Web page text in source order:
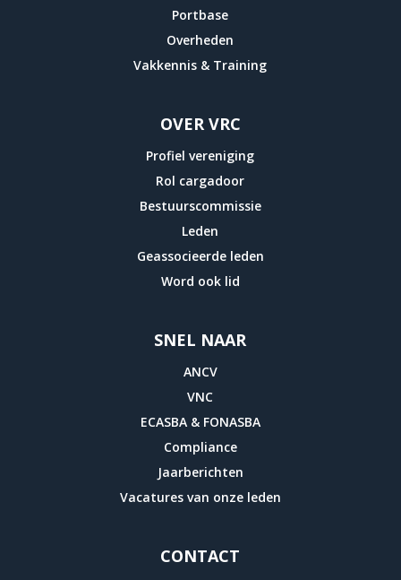
Portbase
Overheden
Vakkennis & Training
OVER VRC
Profiel vereniging
Rol cargadoor
Bestuurscommissie
Leden
Geassocieerde leden
Word ook lid
SNEL NAAR
ANCV
VNC
ECASBA & FONASBA
Compliance
Jaarberichten
Vacatures van onze leden
CONTACT